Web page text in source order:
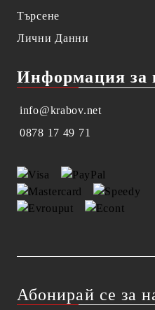
Търсене
Лични Данни
Информация за
info@krabov.net
0878 17 49 71
Абонирай се за